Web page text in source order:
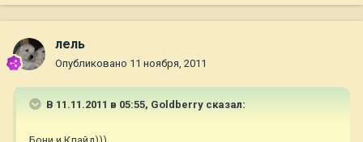
лель
Опубликовано 11 ноября, 2011
В 11.11.2011 в 05:55, Goldberry сказал: